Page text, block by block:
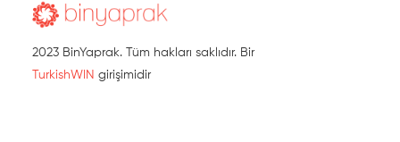
2023 BinYaprak. Tüm hakları saklıdır. Bir
TurkishWIN girişimidir